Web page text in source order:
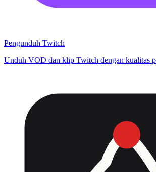
Pengunduh Twitch
Unduh VOD dan klip Twitch dengan kualitas